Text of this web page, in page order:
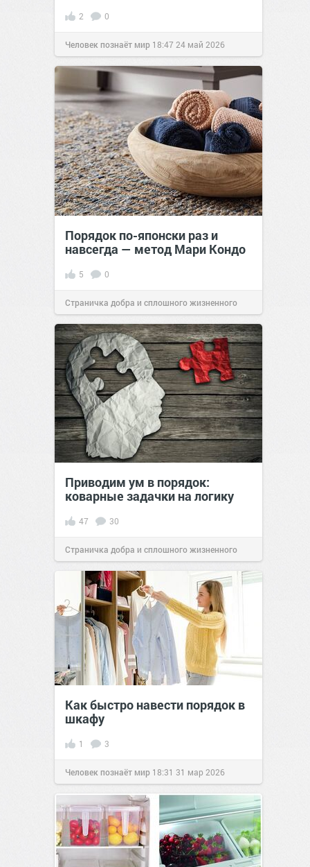
2 0
Человек познаёт мир 18:47 24 май 2026
Порядок по-японски раз и
навсегда — метод Мари Кондо
5 0
Страничка добра и сплошного жизненного
позитива!12:0621 май 2024
Приводим ум в порядок:
коварные задачки на логику
47 30
Страничка добра и сплошного жизненного
позитива!12:2507 апр 2021
Как быстро навести порядок в
шкафу
1 3
Человек познаёт мир 18:31 31 мар 2026